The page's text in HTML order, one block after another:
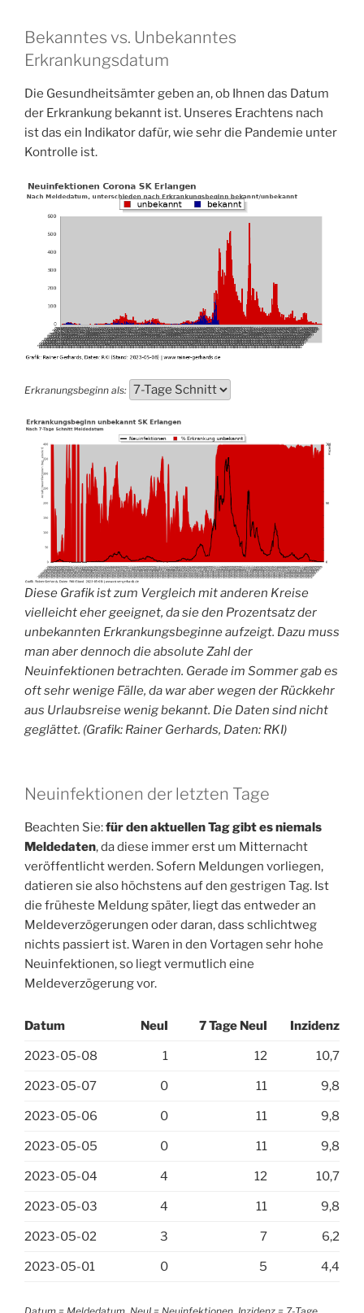
Bekanntes vs. Unbekanntes
Erkrankungsdatum
Die Gesundheitsämter geben an, ob Ihnen das Datum
der Erkrankung bekannt ist. Unseres Erachtens nach
ist das ein Indikator dafür, wie sehr die Pandemie unter
Kontrolle ist.
Erkranungsbeginn als:
Diese Grafik ist zum Vergleich mit anderen Kreise
vielleicht eher geeignet, da sie den Prozentsatz der
unbekannten Erkrankungsbeginne aufzeigt. Dazu muss
man aber dennoch die absolute Zahl der
Neuinfektionen betrachten. Gerade im Sommer gab es
oft sehr wenige Fälle, da war aber wegen der Rückkehr
aus Urlaubsreise wenig bekannt. Die Daten sind nicht
geglättet. (Grafik: Rainer Gerhards, Daten: RKI)
Neuinfektionen der letzten Tage
Beachten Sie:für den aktuellen Tag gibt es niemals
Meldedaten, da diese immer erst um Mitternacht
veröffentlicht werden. Sofern Meldungen vorliegen,
datieren sie also höchstens auf den gestrigen Tag. Ist
die früheste Meldung später, liegt das entweder an
Meldeverzögerungen oder daran, dass schlichtweg
nichts passiert ist. Waren in den Vortagen sehr hohe
Neuinfektionen, so liegt vermutlich eine
Meldeverzögerung vor.
Datum NeuI 7 Tage NeuI Inzidenz
2023-05-08 1 12 10,7
2023-05-07 0 11 9,8
2023-05-06 0 11 9,8
2023-05-05 0 11 9,8
2023-05-04 4 12 10,7
2023-05-03 4 11 9,8
2023-05-02 3 7 6,2
2023-05-01 0 5 4,4